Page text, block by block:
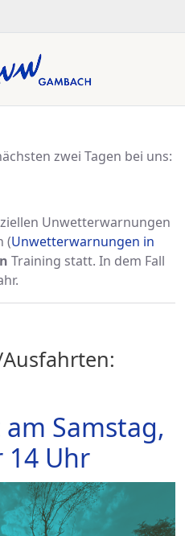
zwei Tagen bei uns:
Unwetterwarnungen
(Unwetterwarnungen in
Training statt. In dem Fall
Samstag,
14 Uhr